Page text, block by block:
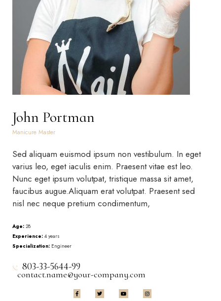
John Portman
Manicure Master
Sed aliquam euismod ipsum non vestibulum. In eget
varius leo, eget iaculis enim. Praesent vitae est leo.
Nunc eget ipsum volutpat, tristique massa sit amet,
faucibus augue.Aliquam erat volutpat. Praesent sed
nisl nec neque pretium condimentum,
Age: 28
Experience: 4 years
Specialization: Engineer
803-33-5644-99
contact.name@your-company.com